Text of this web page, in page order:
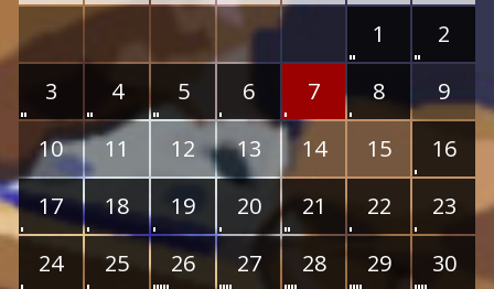
1
2
3
4 5 6 7 8
9
10
11 12 13 14 15
16
17
18 19 20 21 22
23
24
25 26 27 28 29
30